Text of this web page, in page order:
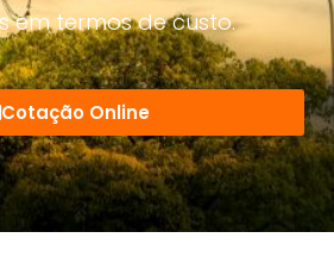
em termos de custo.
Cotação Online